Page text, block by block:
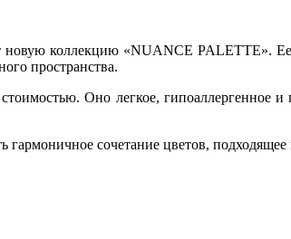
новую коллекцию «NUANCE PALETTE».
пространства.
Оно легкое, гипоаллергенное
гармоничное сочетание цветов,